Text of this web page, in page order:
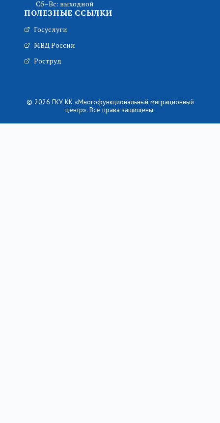
Сб–Вс: выходной
ПОЛЕЗНЫЕ ССЫЛКИ
Госуслуги
МВД России
Роструд
© 2026 ГКУ КК «Многофункциональный миграционный
центр». Все права защищены.